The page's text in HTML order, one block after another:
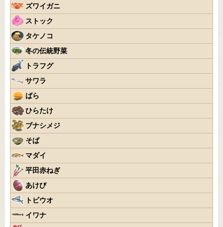
ズワイガニ
ストック
タケノコ
冬の伝統野菜
トラフグ
サワラ
ばら
ひらたけ
ブナシメジ
そば
マダイ
平田赤ねぎ
あけび
トビウオ
イワナ